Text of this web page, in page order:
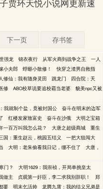
下一页 存书签
强龙 锦衣夜行 从军火商到战争之王
一人
小夫郎 蜉蝣小散修！
快穿之渣男自救指
修仙：我有随身灵田 跳龙门
四合院：夭
修 ABO校草说要追校霸当老婆
貌美npc又被
我就制个盐，竟被封国公
奋斗在明末的边军
红楼发家致富史 奋斗在沙俄
大明之宝箱
一百万叫我怎么花？ 大唐之超级商城
重生
国：重生赵云，桃园五结义
一把大狙闯大
大明：老朱偷看我日记，绷不住了
大唐，
门？
大明1629：我崇祯，开局单挑皇太
做主 贞观第一奸臣，李二求我别辞职！
郑
要 明末乞活帅 龙腾九霄：我的结义兄弟是